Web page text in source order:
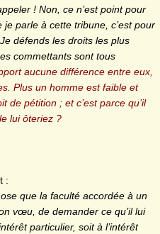
! Non, ce n’est point pour
parle à cette tribune, c’est pour
défends les droits les plus
commettants sont tous
aucune différence entre eux,
Plus un homme est faible et
de pétition ; et c’est parce qu’il
lui ôteriez ?
:
que la faculté accordée à un
vœu, de demander ce qu’il lui
particulier, soit à l’intérêt